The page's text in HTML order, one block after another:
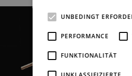
UNBEDINGT
PERFORMANCE
FUNKTIONALITÄT